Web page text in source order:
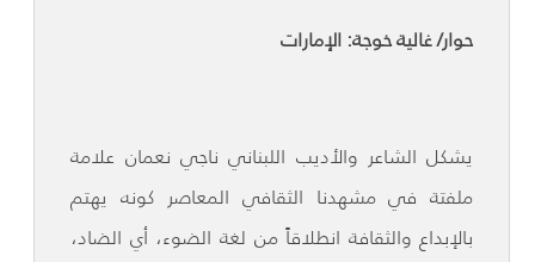
حوار/ غالية خوجة: الإمارات
يشكل الشاعر والأديب اللبناني ناجي نعمان علامة
ملفتة في مشهدنا الثقافي المعاصر كونه يهتم
بالإبداع والثقافة انطلاقاً من لغة الضوء، أي الضاد،